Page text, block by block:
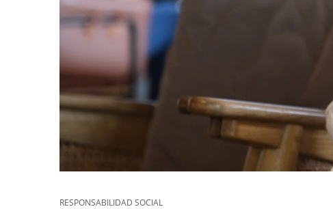
RESPONSABILIDAD SOCIAL